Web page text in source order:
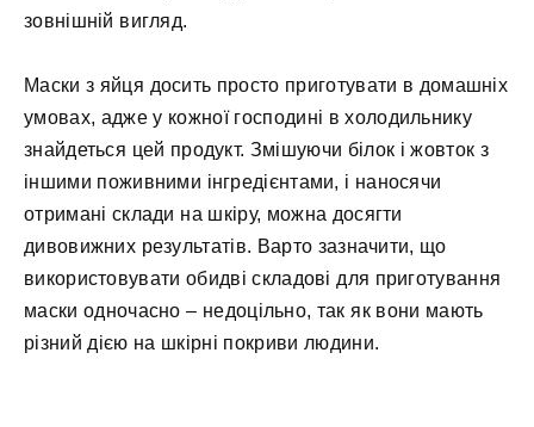
зовнішній вигляд.
Маски з яйця досить просто приготувати в домашніх
умовах, адже у кожної господині в холодильнику
знайдеться цей продукт. Змішуючи білок і жовток з
іншими поживними інгредієнтами, і наносячи
отримані склади на шкіру, можна досягти
дивовижних результатів. Варто зазначити, що
використовувати обидві складові для приготування
маски одночасно – недоцільно, так як вони мають
різний дією на шкірні покриви людини.